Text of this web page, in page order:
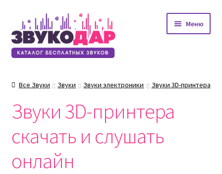
Перейти
к
навигации
Перейти
к
содержимому
Меню
Все Звуки Звуки Звуки электроники Звуки 3D-принтера
Звуки 3D-принтера
скачать и слушать
онлайн